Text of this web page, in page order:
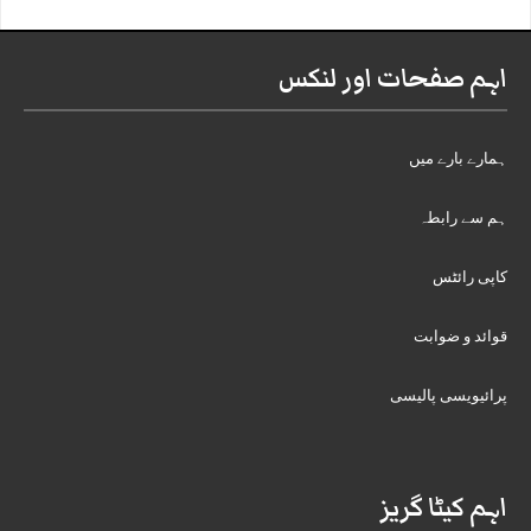
اہم صفحات اور لنکس
ہمارے بارے میں
ہم سے رابطہ
کاپی رائٹس
قوائد و ضوابت
پرائیویسی پالیسی
اہم کیٹا گریز